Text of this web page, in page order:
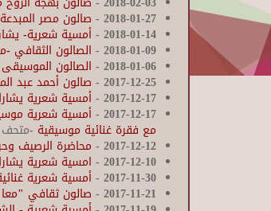
2018-01-27
- صالون مصر
2018-01-14
-أمسية شعرية-
2018-01-09
- الصالون الثقافي -
2018-01-06
- الصالون
2017-12-25
- صالون أحمد عبد
2017-12-17
-أمسية شعرية
2017-12-17
-
مع فقرة غنائية موسيقية -متحف
2017-12-12
- محاضرة الرصيف
2017-12-10
- امسية شعرية
2017-11-30
-أمسية شعرية
2017-11-21
- صالون ثقافي "معا